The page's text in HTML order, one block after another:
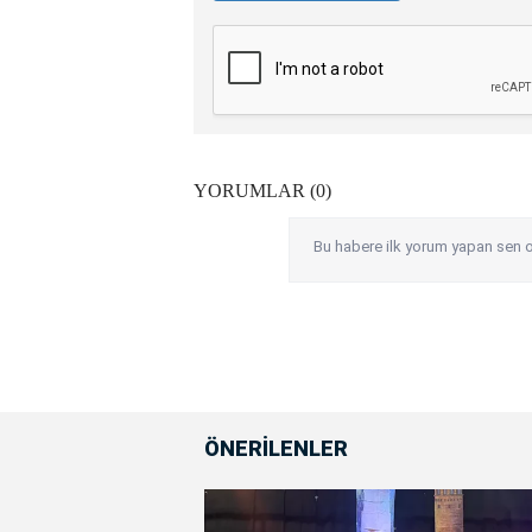
YORUMLAR (0)
Bu habere ilk yorum yapan sen
ÖNERİLENLER